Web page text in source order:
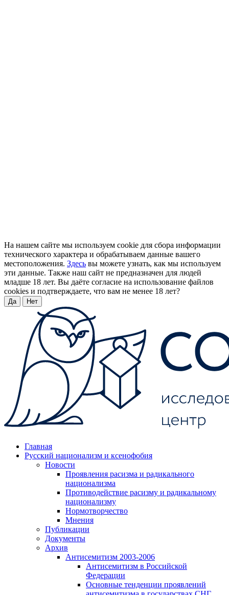
На нашем сайте мы используем cookie для сбора информации
технического характера и обрабатываем данные вашего
местоположения. Здесь вы можете узнать, как мы используем
эти данные. Также наш сайт не предназначен для людей
младше 18 лет. Вы даёте согласие на использование файлов
cookies и подтверждаете, что вам не менее 18 лет?
Да Нет
Главная
Русский национализм и ксенофобия
Новости
Проявления расизма и радикального
национализма
Противодействие расизму и радикальному
национализму
Нормотворчество
Мнения
Публикации
Документы
Архив
Антисемитизм 2003-2006
Антисемитизм в Российской
Федерации
Основные тенденции проявлений